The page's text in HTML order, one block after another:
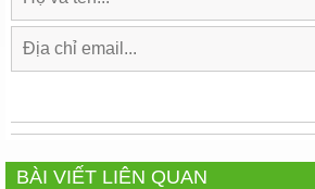
BÀI VIẾT LIÊN QUAN